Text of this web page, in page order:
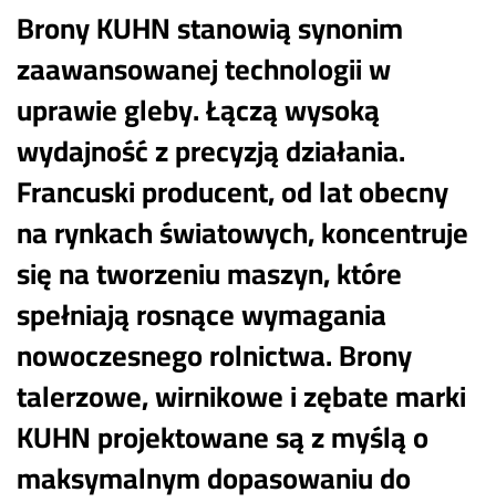
Brony KUHN stanowią synonim
zaawansowanej technologii w
uprawie gleby. Łączą wysoką
wydajność z precyzją działania.
Francuski producent, od lat obecny
na rynkach światowych, koncentruje
się na tworzeniu maszyn, które
spełniają rosnące wymagania
nowoczesnego rolnictwa. Brony
talerzowe, wirnikowe i zębate marki
KUHN projektowane są z myślą o
maksymalnym dopasowaniu do